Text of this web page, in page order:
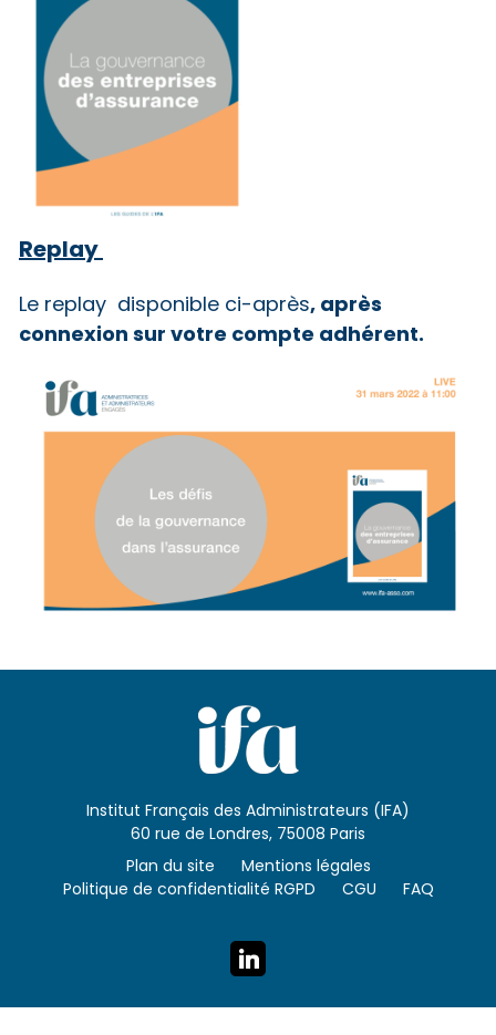
Replay
Le replay disponible ci-après, après
connexion sur votre compte adhérent.
Institut Français des Administrateurs (IFA)
60 rue de Londres, 75008 Paris
Plan du site
Mentions légales
Politique de confidentialité RGPD
CGU FAQ